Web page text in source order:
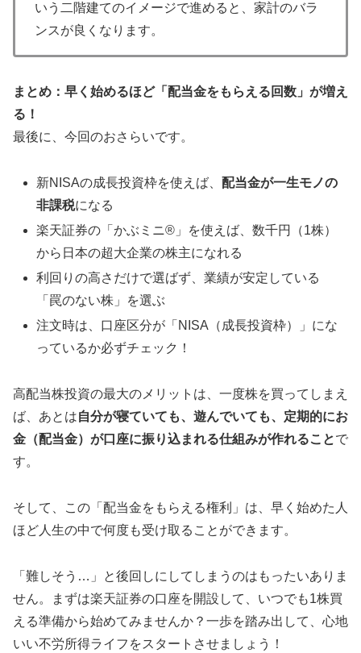
いう二階建てのイメージで進めると、家計のバラ
ンスが良くなります。
まとめ：早く始めるほど「配当金をもらえる回数」が増え
る！
最後に、今回のおさらいです。
新NISAの成長投資枠を使えば、配当金が一生モノの
非課税になる
楽天証券の「かぶミニ®」を使えば、数千円（1株）
から日本の超大企業の株主になれる
利回りの高さだけで選ばず、業績が安定している
「罠のない株」を選ぶ
注文時は、口座区分が「NISA（成長投資枠）」にな
っているか必ずチェック！
高配当株投資の最大のメリットは、一度株を買ってしまえ
ば、あとは自分が寝ていても、遊んでいても、定期的にお
金（配当金）が口座に振り込まれる仕組みが作れることで
す。
そして、この「配当金をもらえる権利」は、早く始めた人
ほど人生の中で何度も受け取ることができます。
「難しそう…」と後回しにしてしまうのはもったいありま
せん。まずは楽天証券の口座を開設して、いつでも1株買
える準備から始めてみませんか？一歩を踏み出して、心地
いい不労所得ライフをスタートさせましょう！